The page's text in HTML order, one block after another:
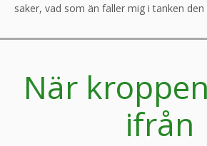
saker, vad som än faller mig i tanken den
När
ifrån